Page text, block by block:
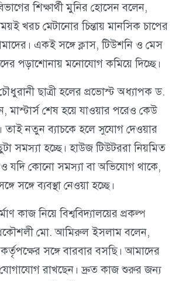
শিক্ষার্থী মুনির হোসেন বলেন,
খরচ মেটানোর চিন্তায় মানসিক চাপের
একই সঙ্গে ক্লাস, টিউশনি ও মেস
পড়াশোনায় মনোযোগ কমিয়ে দিচ্ছে।
ছাত্রী হলের প্রভোস্ট অধ্যাপক ড.
মাস্টার্স শেষ হয়ে যাওয়ার পরেও কেউ
তাই নতুন ব্যাচকে হলে সুযোগ দেওয়ার
সমস্যা হচ্ছে। হাউজ টিউটররা নিয়মিত
যদি কোনো সমস্যা বা অভিযোগ থাকে,
সঙ্গে ব্যবস্থা নেওয়া হচ্ছে।
কাজ নিয়ে বিশ্ববিদ্যালয়ের প্রকল্প
মো. আমিরুল ইসলাম বলেন,
সঙ্গে বারবার বসছি। আমাদের
যোগাযোগ রাখছেন। দ্রুত কাজ শুরুর জন্য